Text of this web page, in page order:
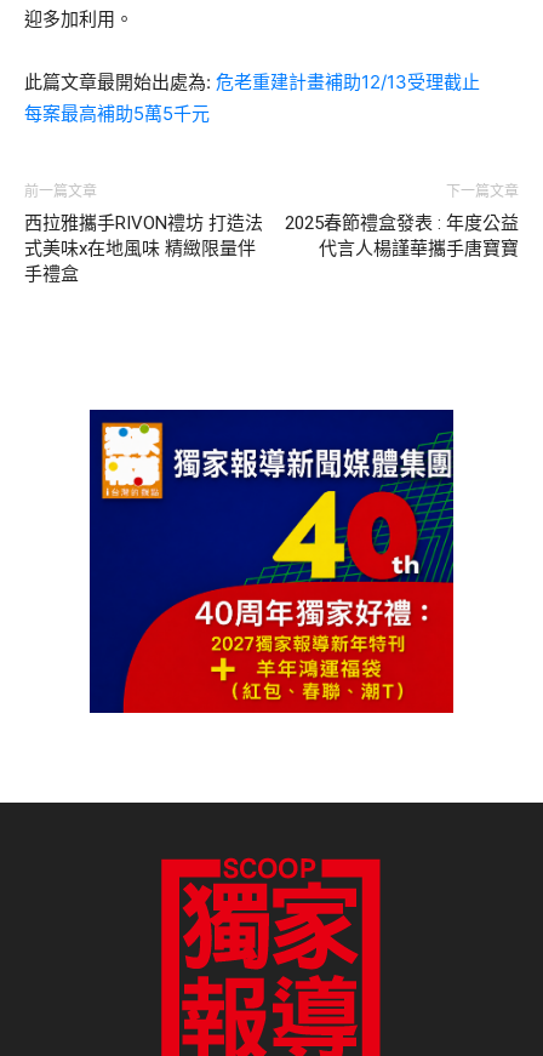
迎多加利用。
此篇文章最開始出處為: 危老重建計畫補助12/13受理截止
每案最高補助5萬5千元
前一篇文章
西拉雅攜手RIVON禮坊 打造法
式美味x在地風味 精緻限量伴
手禮盒
下一篇文章
2025春節禮盒發表 : 年度公益
代言人楊謹華攜手唐寶寶